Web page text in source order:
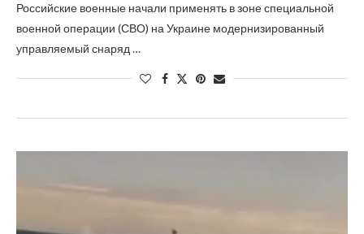
Российские военные начали применять в зоне специальной
военной операции (СВО) на Украине модернизированный
управляемый снаряд …